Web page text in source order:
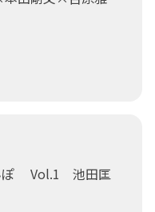
ぽ Vol.1 池田匡